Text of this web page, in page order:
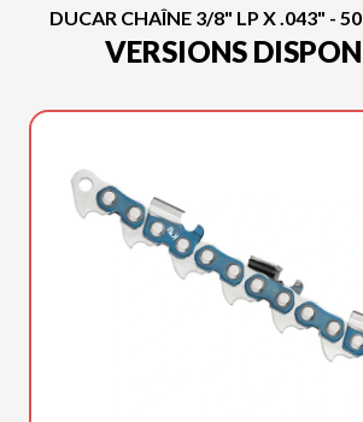
DUCAR CHAÎNE 3/8" LP X .043" -
VERSIONS